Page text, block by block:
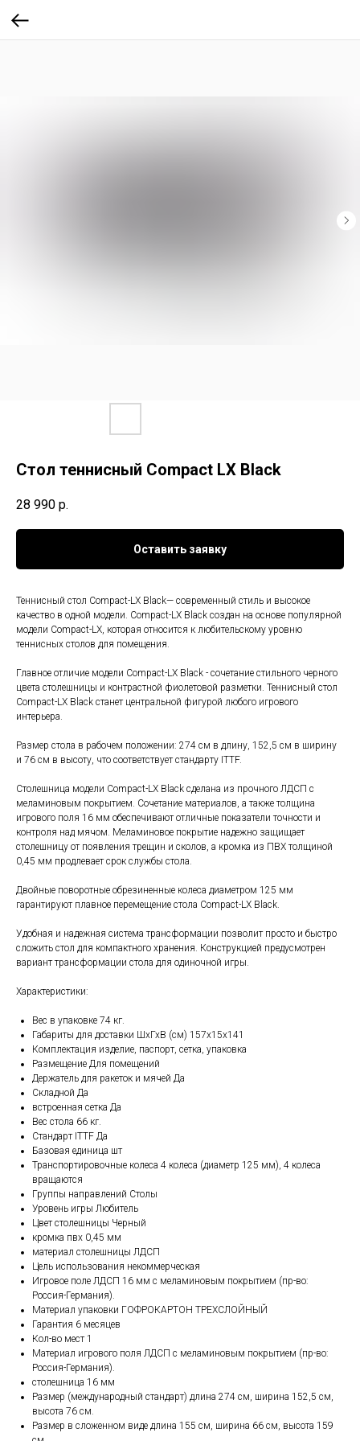
Стол теннисный Compact LX Black
28 990 р.
Оставить заявку
Теннисный стол Compact-LX Black— современный стиль и высокое
качество в одной модели. Compact-LX Black создан на основе популярной
модели Compact-LX, которая относится к любительскому уровню
теннисных столов для помещения.
Главное отличие модели Compact-LX Black - сочетание стильного черного
цвета столешницы и контрастной фиолетовой разметки. Теннисный стол
Compact-LX Black станет центральной фигурой любого игрового
интерьера.
Размер стола в рабочем положении: 274 см в длину, 152,5 см в ширину
и 76 см в высоту, что соответствует стандарту ITTF.
Столешница модели Compact-LX Black сделана из прочного ЛДСП с
меламиновым покрытием. Сочетание материалов, а также толщина
игрового поля 16 мм обеспечивают отличные показатели точности и
контроля над мячом. Меламиновое покрытие надежно защищает
столешницу от появления трещин и сколов, а кромка из ПВХ толщиной
0,45 мм продлевает срок службы стола.
Двойные поворотные обрезиненные колеса диаметром 125 мм
гарантируют плавное перемещение стола Compact-LX Black.
Удобная и надежная система трансформации позволит просто и быстро
сложить стол для компактного хранения. Конструкцией предусмотрен
вариант трансформации стола для одиночной игры.
Характеристики:
Вес в упаковке 74 кг.
Габариты для доставки ШхГхВ (см) 157х15х141
Комплектация изделие, паспорт, сетка, упаковка
Размещение Для помещений
Держатель для ракеток и мячей Да
Складной Да
встроенная сетка Да
Вес стола 66 кг.
Стандарт ITTF Да
Базовая единица шт
Транспортировочные колеса 4 колеса (диаметр 125 мм), 4 колеса
вращаются
Группы направлений Столы
Уровень игры Любитель
Цвет столешницы Черный
кромка пвх 0,45 мм
материал столешницы ЛДСП
Цель использования некоммерческая
Игровое поле ЛДСП 16 мм с меламиновым покрытием (пр-во:
Россия-Германия).
Материал упаковки ГОФРОКАРТОН ТРЕХСЛОЙНЫЙ
Гарантия 6 месяцев
Кол-во мест 1
Материал игрового поля ЛДСП с меламиновым покрытием (пр-во:
Россия-Германия).
столешница 16 мм
Размер (международный стандарт) длина 274 см, ширина 152,5 см,
высота 76 см.
Размер в сложенном виде длина 155 см, ширина 66 см, высота 159